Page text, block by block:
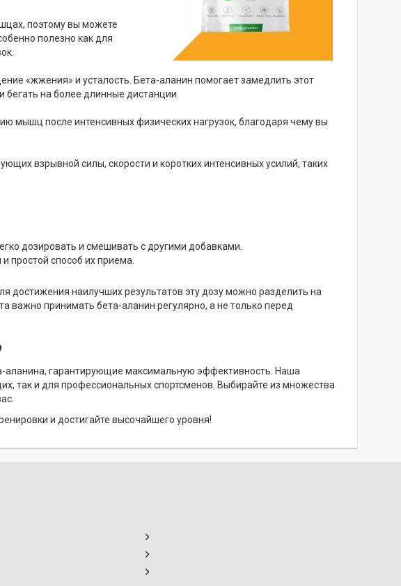
поэтому вы можете
полезно как для
«жжения» и усталость. Бета-аланин помогает замедлить этот
на более длинные дистанции.
мышц после интенсивных физических нагрузок, благодаря чему вы
взрывной силы, скорости и коротких интенсивных усилий, таких
дозировать и смешивать с другими добавками.
простой способ их приема.
достижения наилучших результатов эту дозу можно разделить на
важно принимать бета-аланин регулярно, а не только перед
аланина, гарантирующие максимальную эффективность. Наша
так и для профессиональных спортсменов. Выбирайте из множества
и достигайте высочайшего уровня!